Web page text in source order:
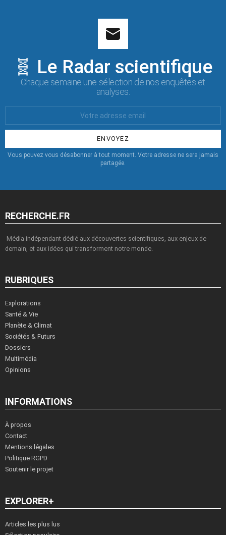
🧬 Le Radar scientifique
Chaque semaine une sélection de nos enquêtes et
analyses.
:
Vous pouvez vous désabonner à tout moment. Votre adresse ne sera jamais
partagée.
RECHERCHE.FR
Média indépendant dédié aux découvertes scientifiques, aux enjeux de
demain, et aux idées qui transforment notre monde.
RUBRIQUES
Explorations
Santé & Vie
Planète & Climat
Sociétés & Futurs
Dossiers
Multimédia
Opinions
INFORMATIONS
À propos
Contact
Mentions légales
Politique RGPD
Soutenir le projet
EXPLORER+
Articles les plus lus